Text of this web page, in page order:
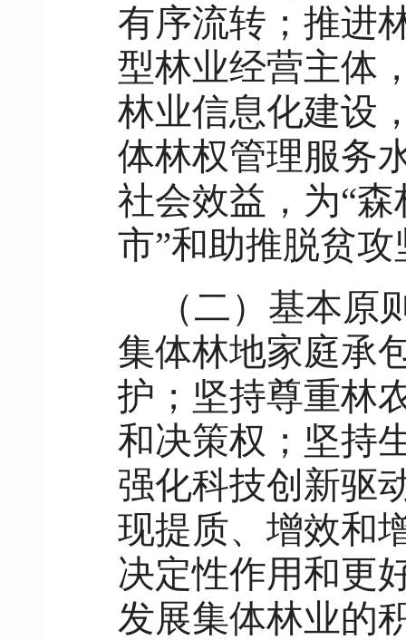
有序流转；推进
型林业经营主体
林业信息化建设
体林权管理服务
社会效益，为“
市”和助推脱贫
（二）基本
集体林地家庭承
护；坚持尊重林
和决策权；坚持
强化科技创新驱
现提质、增效和
决定性作用和更
发展集体林业的